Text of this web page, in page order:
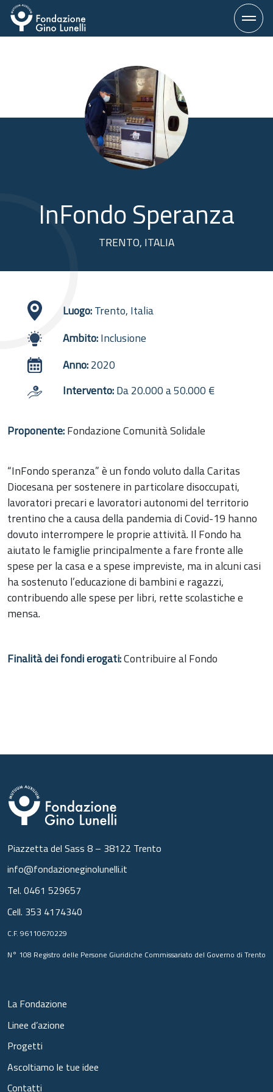
contenuto
InFondo Speranza
TRENTO, ITALIA
Proponente:Fondazione Comunità Solidale
“InFondo speranza” è un fondo voluto dalla Caritas
Diocesana per sostenere in particolare disoccupati,
lavoratori precari e lavoratori autonomi del territorio
trentino che a causa della pandemia di Covid-19 hanno
dovuto interrompere le proprie attività. Il Fondo ha
aiutato le famiglie principalmente a fare fronte alle
spese per la casa e a spese impreviste, ma in alcuni casi
ha sostenuto l’educazione di bambini e ragazzi,
contribuendo alle spese per libri, rette scolastiche e
mensa.
Finalità dei fondi erogati:Contribuire al Fondo
Luogo:Trento, Italia
Ambito:Inclusione
Anno:2020
Intervento:Da 20.000 a 50.000 €
Piazzetta del Sass 8 – 38122 Trento
info@fondazioneginolunelli.it
Tel. 0461 529657
Cell. 353 4174340
C.F. 96110670229
N° 108 Registro delle Persone Giuridiche Commissariato del Governo di Trento
La Fondazione
Linee d’azione
Progetti
Ascoltiamo le tue idee
Contatti